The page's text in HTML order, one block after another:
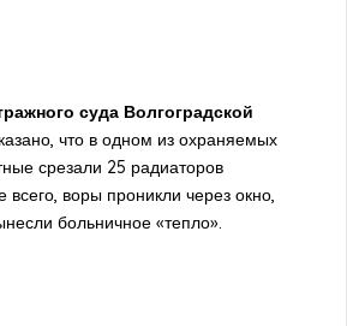
суда Волгоградской
что в одном из охраняемых
срезали 25 радиаторов
всего, воры проникли через окно,
больничное «тепло».